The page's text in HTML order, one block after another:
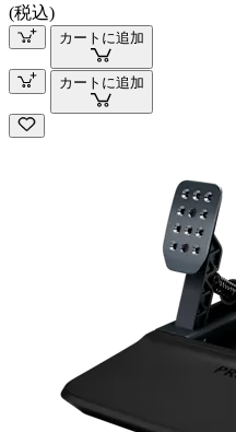
(税込)
カートに追加
カートに追加